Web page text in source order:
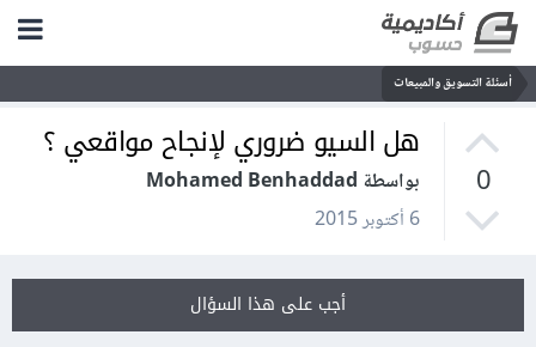
أسئلة التسويق والمبيعات
0
هل السيو ضروري لإنجاح مواقعي ؟
بواسطة Mohamed Benhaddad
6 أكتوبر 2015
أجب على هذا السؤال